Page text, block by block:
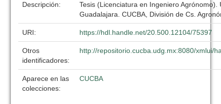
Descripción:
Tesis (Licenciatura en Ingeniero Agrónomo).
Guadalajara. CUCBA, División de Cs.
URI: https://hdl.handle.net/20.500.12104/75397
Otros
identificadores:
http://repositorio.cucba.udg.mx:8080/xmlui/
Aparece en las
colecciones:
CUCBA